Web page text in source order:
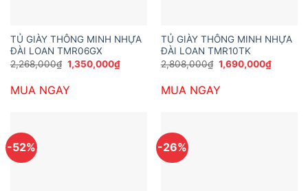
TỦ GIÀY THÔNG MINH NHỰA
ĐÀI LOAN TMR06GX
2,268,000₫ Giá
gốc
2,268,000₫.
1,350,000₫Giá
hiện
MUA NGAY
TỦ GIÀY THÔNG MINH NHỰA
ĐÀI LOAN TMR10TK
2,808,000₫ Giá
gốc
2,808,000₫.
1,690,000₫Giá
hiện
MUA NGAY
-52% -26%